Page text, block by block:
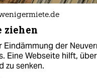
ziehen
Eindämmung der
Eine Webseite hilft,
zu senken.